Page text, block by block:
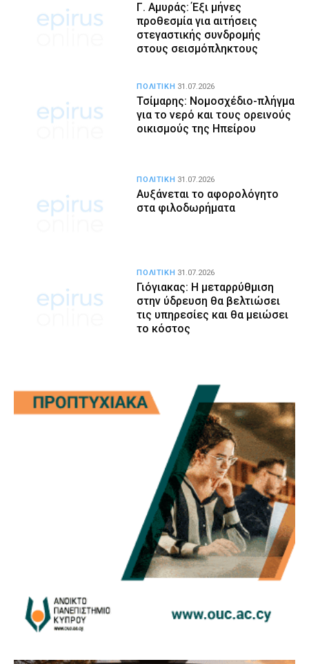
Γ. Αμυράς: Έξι μήνες
προθεσμία για αιτήσεις
στεγαστικής συνδρομής
στους σεισμόπληκτους
Τσίμαρης: Νομοσχέδιο-πλήγμα
για το νερό και τους ορεινούς
οικισμούς της Ηπείρου
ΠΟΛΙΤΙΚΗ 31.07.2026
Αυξάνεται το αφορολόγητο
στα φιλοδωρήματα
ΠΟΛΙΤΙΚΗ 31.07.2026
Γιόγιακας: Η μεταρρύθμιση
στην ύδρευση θα βελτιώσει
τις υπηρεσίες και θα μειώσει
το κόστος
ΠΟΛΙΤΙΚΗ 31.07.2026